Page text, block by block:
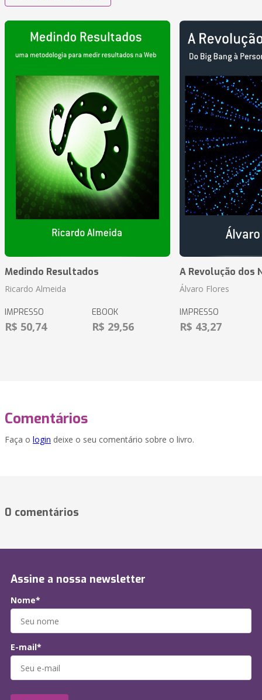
Medindo Resultados
Ricardo Almeida
IMPRESSO
R$ 50,74
EBOOK
R$ 29,56
A Revolução dos
Álvaro Flores
IMPRESSO
R$ 43,27
Comentários
Faça o login deixe o seu comentário sobre o livro.
0 comentários
Assine a nossa newsletter
Nome*
E-mail*